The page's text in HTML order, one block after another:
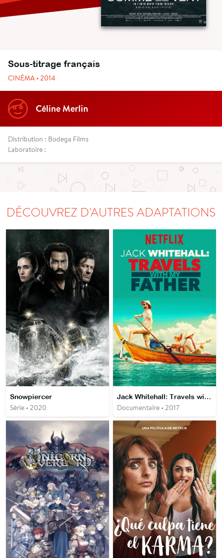
Sous-titrage français
CINÉMA • 2014
Céline Merlin
Distribution : Bodega Films
Laboratoire :
DÉCOUVREZ D'AUTRES ADAPTATIONS
Snowpiercer
Série • 2020
Jack Whitehall: Travels with My Father
Documentaire • 2017